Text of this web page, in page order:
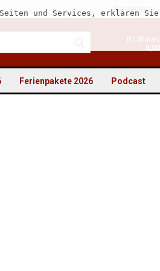
Kundenlogin
Ihr
und Services, erklären
Podcast
Ferienpakete 2026